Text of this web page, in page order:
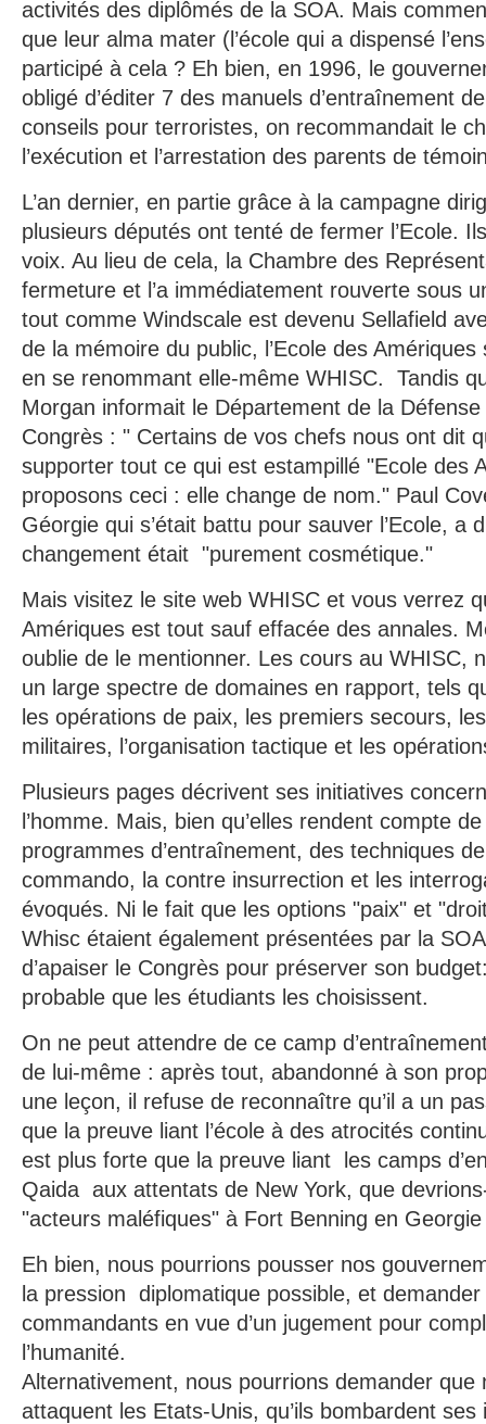
activités des diplômés de la SOA. Mais
que leur alma mater (l’école qui a dispensé
participé à cela ? Eh bien, en 1996, le
obligé d’éditer 7 des manuels d’entraînement
conseils pour terroristes, on recommandait le
l’exécution et l’arrestation des parents de
L’an dernier, en partie grâce à la campagne
plusieurs députés ont tenté de fermer l’Ecole.
voix. Au lieu de cela, la Chambre des
fermeture et l’a immédiatement rouverte sous
tout comme Windscale est devenu Sellafield
de la mémoire du public, l’Ecole des Amériques
en se renommant elle-même WHISC. Tandis
Morgan informait le Département de la
Congrès : " Certains de vos chefs nous ont dit
supporter tout ce qui est estampillé "Ecole des
proposons ceci : elle change de nom." Paul
Géorgie qui s’était battu pour sauver l’Ecole, a
changement était "purement cosmétique."
Mais visitez le site web WHISC et vous verrez
Amériques est tout sauf effacée des annales.
oublie de le mentionner. Les cours au WHISC,
un large spectre de domaines en rapport, tels
les opérations de paix, les premiers secours,
militaires, l’organisation tactique et les
Plusieurs pages décrivent ses initiatives
l’homme. Mais, bien qu’elles rendent compte
programmes d’entraînement, des techniques
commando, la contre insurrection et les
évoqués. Ni le fait que les options "paix" et
Whisc étaient également présentées par la
d’apaiser le Congrès pour préserver son
probable que les étudiants les choisissent.
On ne peut attendre de ce camp
de lui-même : après tout, abandonné à son
une leçon, il refuse de reconnaître qu’il a un
que la preuve liant l’école à des atrocités
est plus forte que la preuve liant les camps
Qaida aux attentats de New York, que
"acteurs maléfiques" à Fort Benning en
Eh bien, nous pourrions pousser nos
la pression diplomatique possible, et demander
commandants en vue d’un jugement pour
l’humanité.
Alternativement, nous pourrions demander que
attaquent les Etats-Unis, qu’ils bombardent